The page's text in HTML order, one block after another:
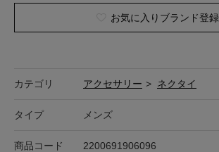
お気に入りブランド登録
カテゴリ アクセサリー > ネクタイ
タイプ メンズ
商品コード 2200691906096